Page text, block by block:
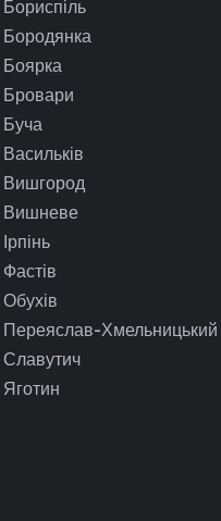
Бориспіль
Бородянка
Боярка
Бровари
Буча
Васильків
Вишгород
Вишневе
Ірпінь
Фастів
Обухів
Переяслав-Хмельницький
Славутич
Яготин